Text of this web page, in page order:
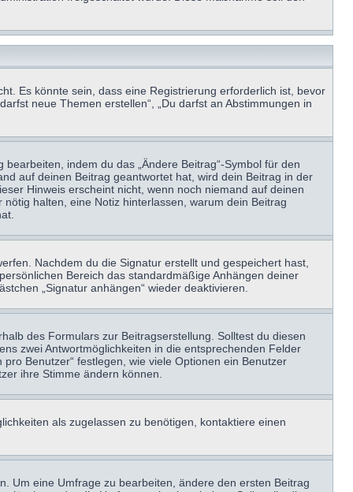
Es könnte sein, dass eine Registrierung erforderlich ist, bevor
neue Themen erstellen“, „Du darfst an Abstimmungen in
indem du das „Ändere Beitrag“-Symbol für den
auf deinen Beitrag geantwortet hat, wird dein Beitrag in der
Hinweis erscheint nicht, wenn noch niemand auf deinen
halten, eine Notiz hinterlassen, warum dein Beitrag
Nachdem du die Signatur erstellt und gespeichert hast,
Bereich das standardmäßige Anhängen deiner
„Signatur anhängen“ wieder deaktivieren.
des Formulars zur Beitragserstellung. Solltest du diesen
zwei Antwortmöglichkeiten in die entsprechenden Felder
Benutzer“ festlegen, wie viele Optionen ein Benutzer
ihre Stimme ändern können.
als zugelassen zu benötigen, kontaktiere einen
Um eine Umfrage zu bearbeiten, ändere den ersten Beitrag